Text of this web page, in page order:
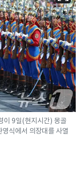
이 9일(현지시간) 몽골
식에서 의장대를 사열